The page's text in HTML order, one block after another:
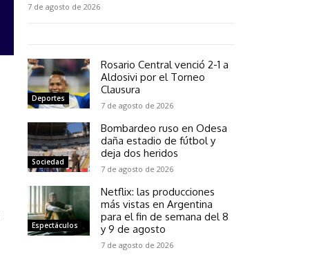
7 de agosto de 2026
Deportes
Rosario Central venció 2-1 a
Aldosivi por el Torneo
Clausura
7 de agosto de 2026
Sociedad
Bombardeo ruso en Odesa
daña estadio de fútbol y
deja dos heridos
7 de agosto de 2026
Espectáculos
Netflix: las producciones
más vistas en Argentina
para el fin de semana del 8
y 9 de agosto
7 de agosto de 2026